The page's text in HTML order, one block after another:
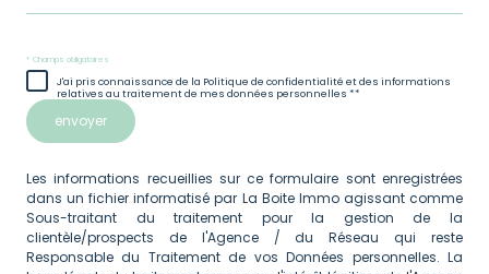
* Champs obligatoires
J'ai pris connaissance de la Politique de confidentialité et des informations
relatives au traitement de mes données personnelles **
envoyer
Les informations recueillies sur ce formulaire sont enregistrées
dans un fichier informatisé par La Boite Immo agissant comme
Sous-traitant du traitement pour la gestion de la
clientèle/prospects de l'Agence / du Réseau qui reste
Responsable du Traitement de vos Données personnelles. La